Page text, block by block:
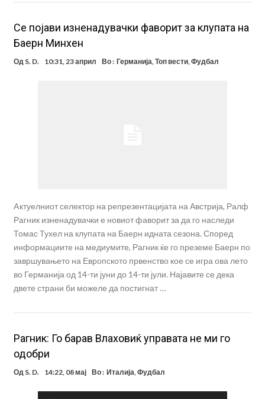
Се појави изненадувачки фаворит за клупата на
Баерн Минхен
Од S. D. 10:31, 23 април Во : Германија,Топ вести,Фудбал
Aктуелниот селектор на репрезентацијата на Австрија, Ралф
Рагник изненадувачки е новиот фаворит за да го наследи
Томас Тухел на клупата на Баерн идната сезона. Според
информациите на медиумите, Рагник ќе го преземе Баерн по
завршувањето на Европското првенство кое се игра ова лето
во Германија од 14-ти јуни до 14-ти јули. Најавите се дека
двете страни би можеле да постигнат …
Рагник: Го барав Влаховиќ управата не ми го
одобри
Од S. D. 14:22, 08 мај Во : Италија,Фудбал